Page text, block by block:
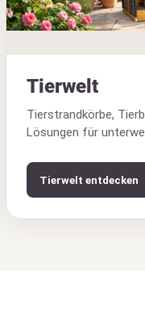
Tierwelt
Tierstrandkörbe,
Lösungen für
Tierwelt entdecken